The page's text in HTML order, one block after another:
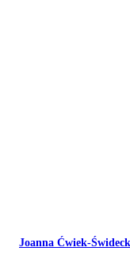
Joanna Ćwiek-